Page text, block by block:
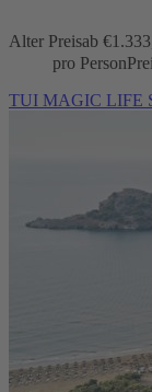
Alter Preisab €
pro Person
TUI MAGIC LIFE